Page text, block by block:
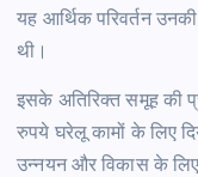
यह आर्थिक परिवर्तन
थी।
इसके अतिरिक्त समूह की
रुपये घरेलू कामों के लिए
उन्नयन और विकास के